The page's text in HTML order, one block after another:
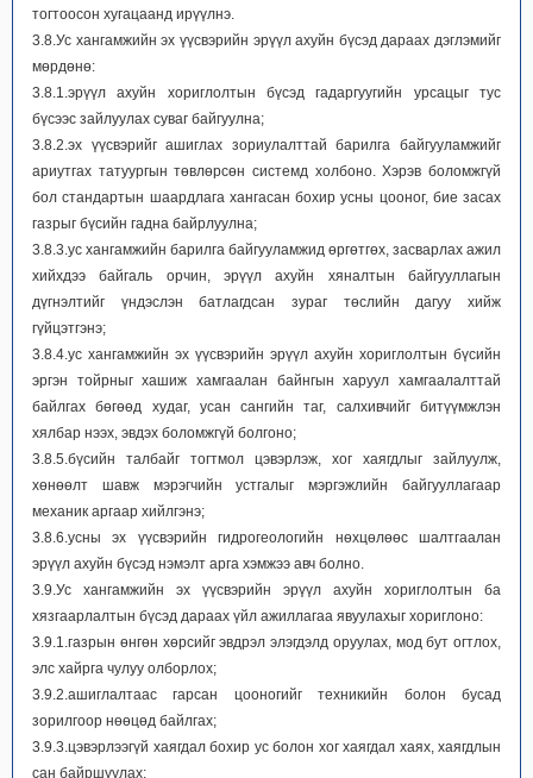
тогтоосон хугацаанд ирүүлнэ.
3.8.Ус хангамжийн эх үүсвэрийн эрүүл ахуйн бүсэд дараах дэглэмийг
мөрдөнө:
3.8.1.эрүүл ахуйн хориглолтын бүсэд гадаргуугийн урсацыг тус
бүсээс зайлуулах суваг байгуулна;
3.8.2.эх үүсвэрийг ашиглах зориулалттай барилга байгууламжийг
ариутгах татуургын төвлөрсөн системд холбоно. Хэрэв боломжгүй
бол стандартын шаардлага хангасан бохир усны цооног, бие засах
газрыг бүсийн гадна байрлуулна;
3.8.3.ус хангамжийн барилга байгууламжид өргөтгөх, засварлах ажил
хийхдээ байгаль орчин, эрүүл ахуйн хяналтын байгууллагын
дүгнэлтийг үндэслэн батлагдсан зураг төслийн дагуу хийж
гүйцэтгэнэ;
3.8.4.ус хангамжийн эх үүсвэрийн эрүүл ахуйн хориглолтын бүсийн
эргэн тойрныг хашиж хамгаалан байнгын харуул хамгаалалттай
байлгах бөгөөд худаг, усан сангийн таг, салхивчийг битүүмжлэн
хялбар нээх, эвдэх боломжгүй болгоно;
3.8.5.бүсийн талбайг тогтмол цэвэрлэж, хог хаягдлыг зайлуулж,
хөнөөлт шавж мэрэгчийн устгалыг мэргэжлийн байгууллагаар
механик аргаар хийлгэнэ;
3.8.6.усны эх үүсвэрийн гидрогеологийн нөхцөлөөс шалтгаалан
эрүүл ахуйн бүсэд нэмэлт арга хэмжээ авч болно.
3.9.Ус хангамжийн эх үүсвэрийн эрүүл ахуйн хориглолтын ба
хязгаарлалтын бүсэд дараах үйл ажиллагаа явуулахыг хориглоно:
3.9.1.газрын өнгөн хөрсийг эвдрэл элэгдэлд оруулах, мод бут огтлох,
элс хайрга чулуу олборлох;
3.9.2.ашиглалтаас гарсан цооногийг техникийн болон бусад
зорилгоор нөөцөд байлгах;
3.9.3.цэвэрлээгүй хаягдал бохир ус болон хог хаягдал хаях, хаягдлын
сан байршуулах;